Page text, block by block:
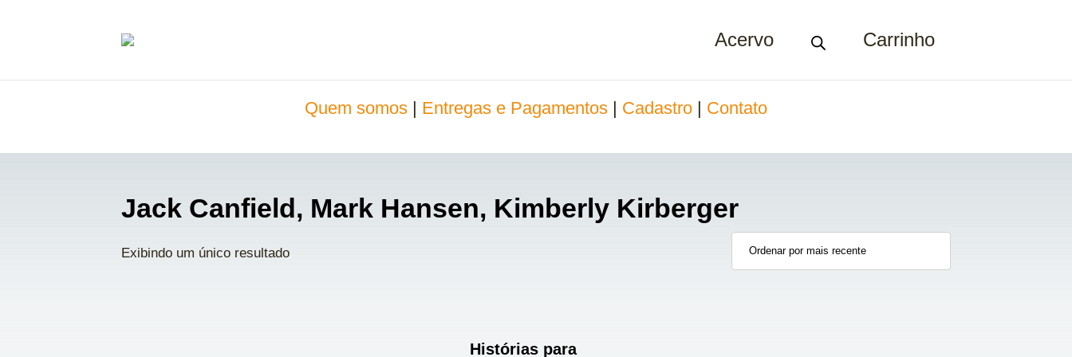
Acervo Carrinho
Quem somos Entregas e Pagamentos Cadastro Contato
Jack Canfield, Mark Hansen, Kimberly Kirberger
Exibindo um único resultado
Histórias para